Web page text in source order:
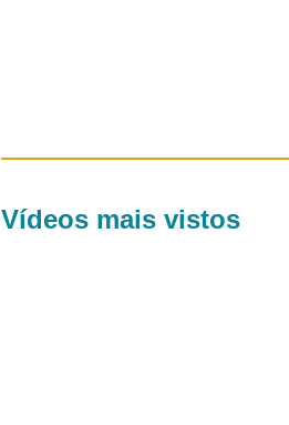
Vídeos mais vistos